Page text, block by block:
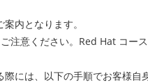
内となります。
注意ください。Red Hat コー
には、以下の手順でお客様自